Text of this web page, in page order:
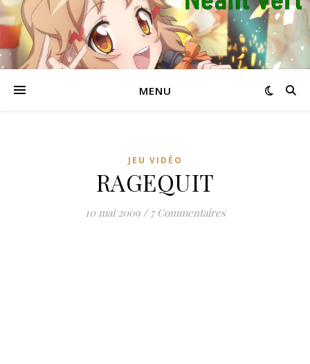
MENU
JEU VIDÉO
RAGEQUIT
10 mai 2009 / 7 Commentaires